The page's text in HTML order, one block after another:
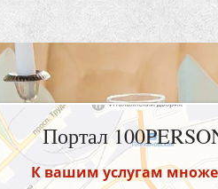
Портал
К вашим услугам